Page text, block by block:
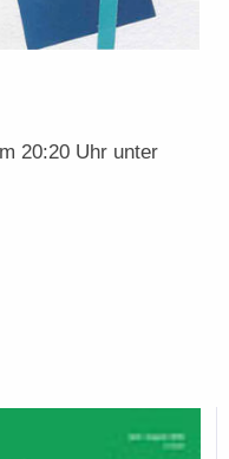
20:20 Uhr unter